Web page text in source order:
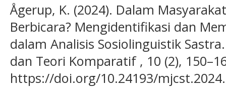
Ågerup, K. (2024). Dalam
Berbicara? Mengidentifikasi dan
dalam Analisis Sosiolinguistik
dan Teori Komparatif , 10 (2),
https://doi.org/10.24193/